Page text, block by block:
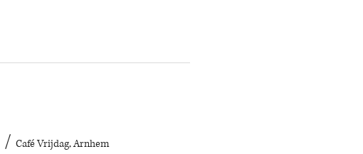
/ Café Vrijdag, Arnhem